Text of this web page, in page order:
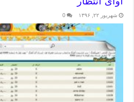
شهریور ۲۲, ۱۳۹۶ 0